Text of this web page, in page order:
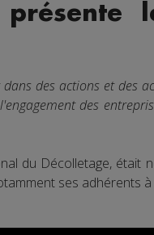
des actions et des
des
du Décolletage,
ses adhérents